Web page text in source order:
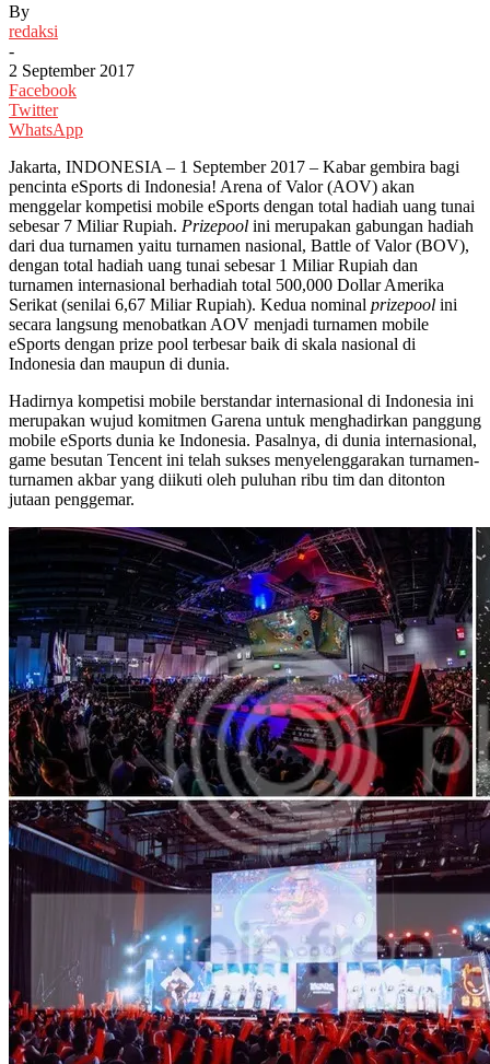
By
redaksi
-
2 September 2017
Facebook
Twitter
WhatsApp
Jakarta, INDONESIA – 1 September 2017 – Kabar gembira bagi
pencinta eSports di Indonesia! Arena of Valor (AOV) akan
menggelar kompetisi mobile eSports dengan total hadiah uang tunai
sebesar 7 Miliar Rupiah. Prizepool ini merupakan gabungan hadiah
dari dua turnamen yaitu turnamen nasional, Battle of Valor (BOV),
dengan total hadiah uang tunai sebesar 1 Miliar Rupiah dan
turnamen internasional berhadiah total 500,000 Dollar Amerika
Serikat (senilai 6,67 Miliar Rupiah). Kedua nominal prizepool ini
secara langsung menobatkan AOV menjadi turnamen mobile
eSports dengan prize pool terbesar baik di skala nasional di
Indonesia dan maupun di dunia.
Hadirnya kompetisi mobile berstandar internasional di Indonesia ini
merupakan wujud komitmen Garena untuk menghadirkan panggung
mobile eSports dunia ke Indonesia. Pasalnya, di dunia internasional,
game besutan Tencent ini telah sukses menyelenggarakan turnamen-
turnamen akbar yang diikuti oleh puluhan ribu tim dan ditonton
jutaan penggemar.